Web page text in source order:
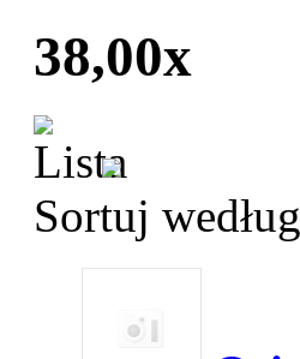
38,00x
Sortuj według